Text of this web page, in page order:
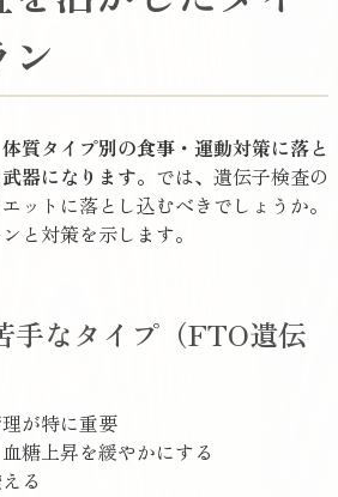
質タイプ別の食事・運動対策に落と
器になります。 では、遺伝子検査の
ットに落とし込むべきでしょうか。
と対策を示します。
手なタイプ（FTO遺伝
が特に重要
糖上昇を緩やかにする
る